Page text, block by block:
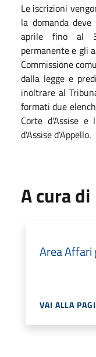
Le iscrizioni
la domanda
aprile fino al
permanente e gli
Commissione
dalla legge e
inoltrare al
formati due
Corte d'Assise e
d'Assise d'Appello.
A cura di
Area Affari
VAI ALLA